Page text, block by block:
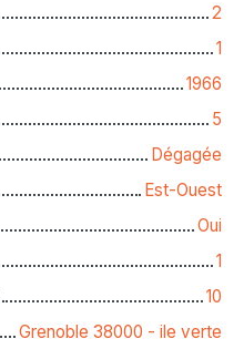
2
1
1966
5
Dégagée
Est-Ouest
Oui
1
10
Grenoble 38000 - ile verte